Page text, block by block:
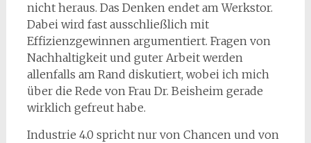
nicht heraus. Das Denken endet am Werkstor.
Dabei wird fast ausschließlich mit
Effizienzgewinnen argumentiert. Fragen von
Nachhaltigkeit und guter Arbeit werden
allenfalls am Rand diskutiert, wobei ich mich
über die Rede von Frau Dr. Beisheim gerade
wirklich gefreut habe.
Industrie 4.0 spricht nur von Chancen und von